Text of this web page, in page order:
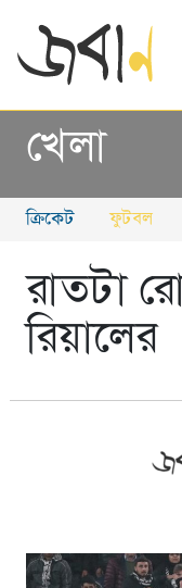
খেলা
ক্রিকেট ফুটবল
রাতটা
রিয়ালের